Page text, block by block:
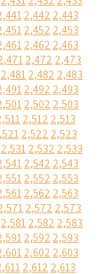
2,442 2,443
2,452 2,453
2,462 2,463
2,472 2,473
2,4812,482 2,483
2,492 2,493
2,502 2,503
2,512 2,513
2,522 2,523
2,5312,532 2,533
2,542 2,543
2,552 2,553
2,562 2,563
2,572 2,573
2,5812,582 2,583
2,592 2,593
2,602 2,603
2,612 2,613